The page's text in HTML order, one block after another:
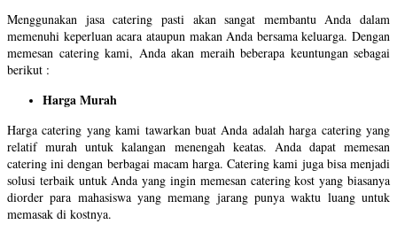
Menggunakan jasa catering pasti akan sangat membantu Anda dalam
memenuhi keperluan acara ataupun makan Anda bersama keluarga. Dengan
memesan catering kami, Anda akan meraih beberapa keuntungan sebagai
berikut :
Harga Murah
Harga catering yang kami tawarkan buat Anda adalah harga catering yang
relatif murah untuk kalangan menengah keatas. Anda dapat memesan
catering ini dengan berbagai macam harga. Catering kami juga bisa menjadi
solusi terbaik untuk Anda yang ingin memesan catering kost yang biasanya
diorder para mahasiswa yang memang jarang punya waktu luang untuk
memasak di kostnya.